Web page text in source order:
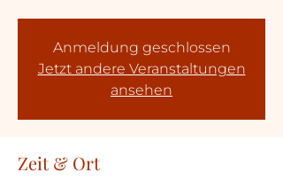
Anmeldung geschlossen
Jetzt andere Veranstaltungen
ansehen
Zeit & Ort